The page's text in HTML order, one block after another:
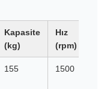
Kapasite
(kg)
Hız
(rpm)
155 1500